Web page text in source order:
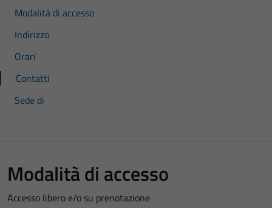
Modalità di accesso
Indirizzo
Orari
Contatti
Sede di
Modalità di accesso
Accesso libero e/o su prenotazione